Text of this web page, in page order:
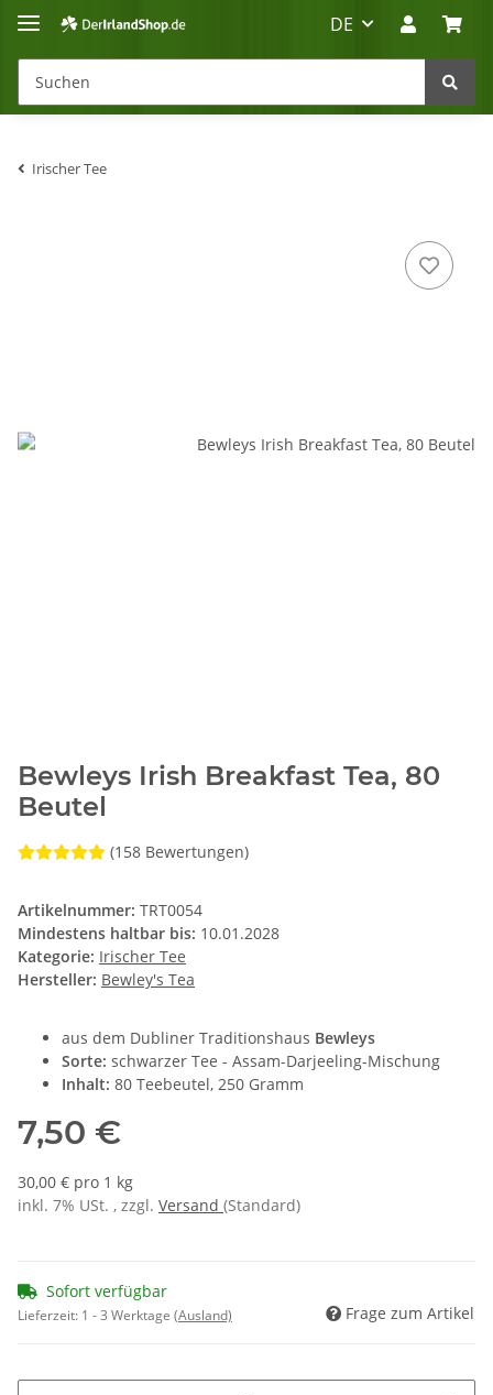
DE
Irischer Tee
Bewleys Irish Breakfast Tea, 80
Beutel
(158 Bewertungen)
Artikelnummer: TRT0054
Mindestens haltbar bis: 10.01.2028
Kategorie: Irischer Tee
Hersteller: Bewley's Tea
aus dem Dubliner Traditionshaus Bewleys
Sorte: schwarzer Tee - Assam-Darjeeling-Mischung
Inhalt: 80 Teebeutel, 250 Gramm
7,50 €
30,00 € pro 1 kg
inkl. 7% USt. , zzgl. Versand (Standard)
Sofort verfügbar
Lieferzeit: 1 - 3 Werktage (Ausland) Frage zum Artikel